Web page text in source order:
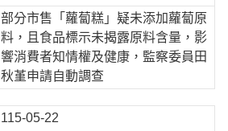
部分市售「蘿蔔糕」疑未添加蘿蔔原
料，且食品標示未揭露原料含量，影
響消費者知情權及健康，監察委員田
秋堇申請自動調查
115-05-22